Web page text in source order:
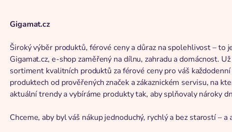
Gigamat.cz
Široký výběr produktů, férové ceny a důraz na spolehlivost – to
Gigamat.cz, e-shop zaměřený na dílnu, zahradu a domácnost.
sortiment kvalitních produktů za férové ceny pro váš
produktech od prověřených značek a zákaznickém servisu, na
aktuální trendy a vybíráme produkty tak, aby splňovaly nároky
Chceme, aby byl váš nákup jednoduchý, rychlý a bez starostí –